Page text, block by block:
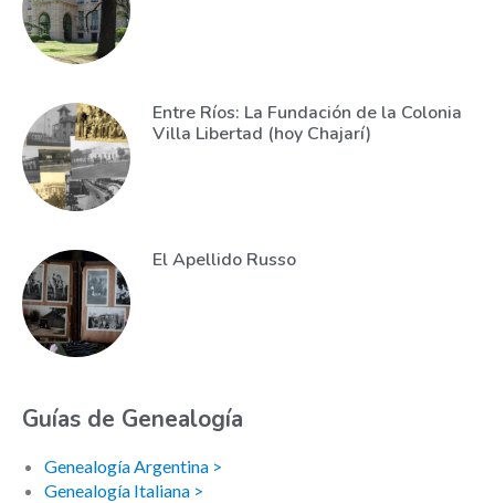
Entre Ríos: La Fundación de la Colonia
Villa Libertad (hoy Chajarí)
El Apellido Russo
Guías de Genealogía
Genealogía Argentina >
Genealogía Italiana >